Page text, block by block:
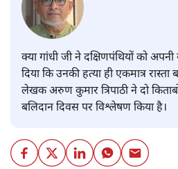
क्या गांधी जी ने दक्षिणपंथियों को
दिया कि उनकी हत्या ही एकमात्र रास्ता
लेखक अरुण कुमार त्रिपाठी ने दो
बलिदान दिवस पर विश्लेषण किया है।